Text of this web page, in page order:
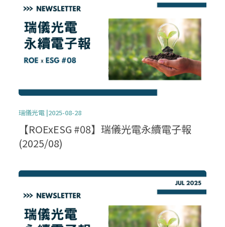
瑞儀光電 |2025-08-28
【ROExESG #08】瑞儀光電永續電子報
(2025/08)